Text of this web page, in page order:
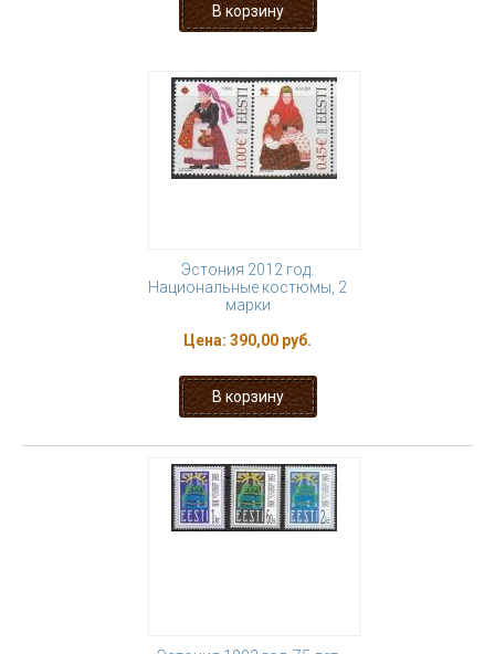
Эстония 2012 год.
Национальные костюмы, 2
марки
Цена: 390,00 руб.